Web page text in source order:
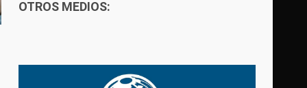
OTROS MEDIOS: